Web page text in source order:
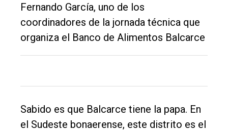
General
Política
Cultura
Rural
Deportes
Fúnebres
Fernando García, uno de los
coordinadores de la jornada técnica que
organiza el Banco de Alimentos Balcarce
Sabido es que Balcarce tiene la papa. En
el Sudeste bonaerense, este distrito es el